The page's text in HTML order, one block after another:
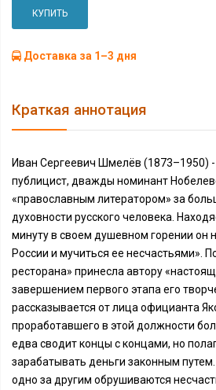
КУПИТЬ
Доставка за 1–3 дня
Краткая аннотация
Иван Сергеевич Шмелёв (1873–1950) -
публицист, дважды номинант
«православным литератором» за
духовности русского человека.
минуту в своем душевном горении он
России и мучиться ее несчастьями».
ресторана» принесла автору
завершением первого этапа его
рассказывается от лица официанта
проработавшего в этой должности
едва сводит концы с концами, но
зарабатывать деньги законным
одно за другим обрушиваются